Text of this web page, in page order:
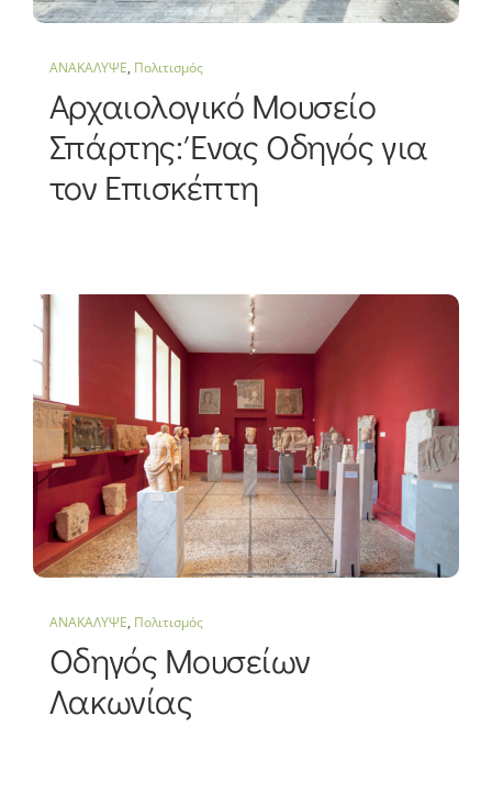
ΑΝΑΚΑΛΥΨΕ, Πολιτισμός
Αρχαιολογικό Μουσείο
Σπάρτης: Ένας Οδηγός για
τον Επισκέπτη
ΑΝΑΚΑΛΥΨΕ, Πολιτισμός
Οδηγός Μουσείων
Λακωνίας